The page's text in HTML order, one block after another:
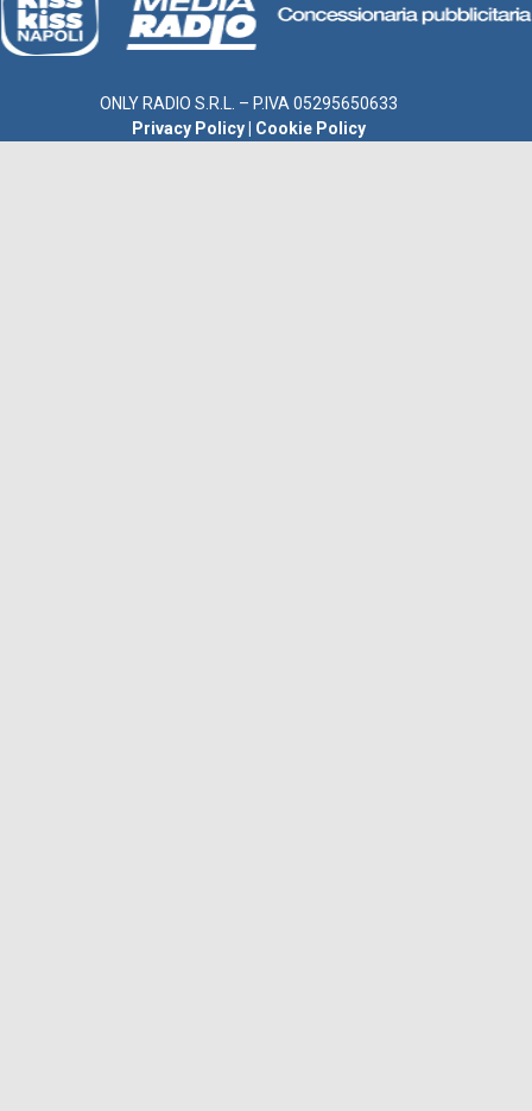
ONLY RADIO S.R.L. – P.IVA 05295650633
Privacy Policy
Cookie Policy